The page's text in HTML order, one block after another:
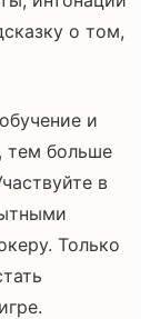
о том,
и
тем больше
в
Только